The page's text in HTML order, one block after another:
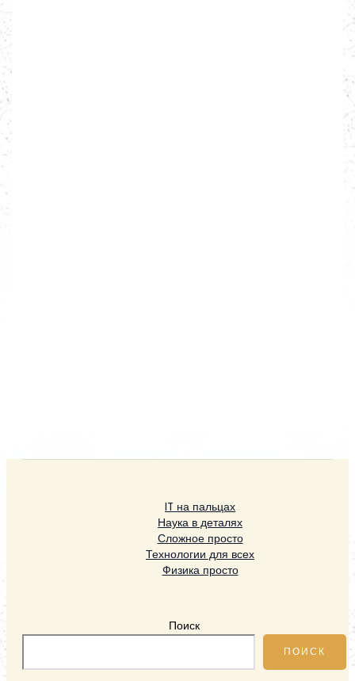
IT на пальцах
Наука в деталях
Сложное просто
Технологии для всех
Физика просто
Поиск
ПОИСК